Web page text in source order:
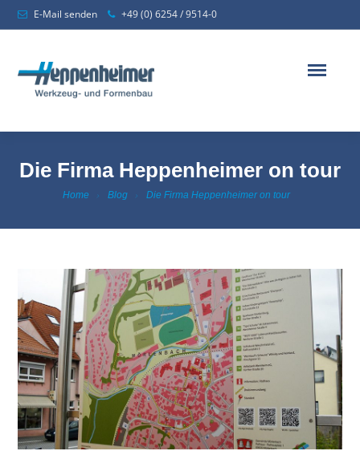
E-Mail senden +49 (0) 6254 / 9514-0
Die Firma Heppenheimer on tour
Home Blog Die Firma Heppenheimer on tour